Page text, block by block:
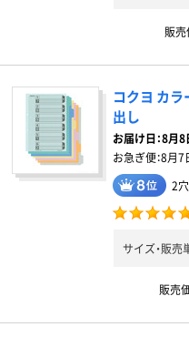
販
コクヨ カラ
出し
お届け日：8月8
お急ぎ便：8月7
2
サイズ・販
販売